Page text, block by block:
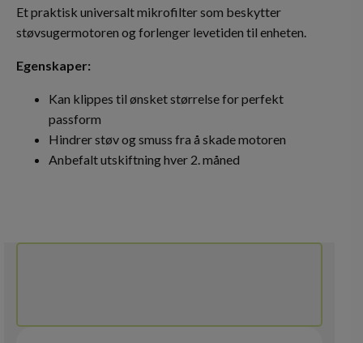
Et praktisk universalt mikrofilter som beskytter
støvsugermotoren og forlenger levetiden til enheten.
Egenskaper:
Kan klippes til ønsket størrelse for perfekt
passform
Hindrer støv og smuss fra å skade motoren
Anbefalt utskiftning hver 2. måned